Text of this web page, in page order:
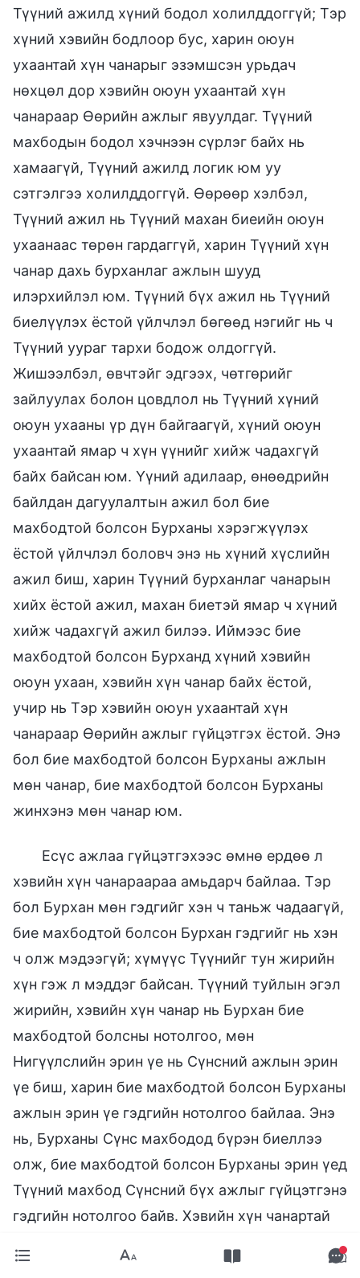
Түүний ажилд хүний бодол холилддоггүй; Тэр
хүний хэвийн бодлоор бус, харин оюун
ухаантай хүн чанарыг эзэмшсэн урьдач
нөхцөл дор хэвийн оюун ухаантай хүн
чанараар Өөрийн ажлыг явуулдаг. Түүний
махбодын бодол хэчнээн сүрлэг байх нь
хамаагүй, Түүний ажилд логик юм уу
сэтгэлгээ холилддоггүй. Өөрөөр хэлбэл,
Түүний ажил нь Түүний махан биеийн оюун
ухаанаас төрөн гардаггүй, харин Түүний хүн
чанар дахь бурханлаг ажлын шууд
илэрхийлэл юм. Түүний бүх ажил нь Түүний
биелүүлэх ёстой үйлчлэл бөгөөд нэгийг нь ч
Түүний уураг тархи бодож олдоггүй.
Жишээлбэл, өвчтэйг эдгээх, чөтгөрийг
зайлуулах болон цовдлол нь Түүний хүний
оюун ухааны үр дүн байгаагүй, хүний оюун
ухаантай ямар ч хүн үүнийг хийж чадахгүй
байх байсан юм. Үүний адилаар, өнөөдрийн
байлдан дагуулалтын ажил бол бие
махбодтой болсон Бурханы хэрэгжүүлэх
ёстой үйлчлэл боловч энэ нь хүний хүслийн
ажил биш, харин Түүний бурханлаг чанарын
хийх ёстой ажил, махан биетэй ямар ч хүний
хийж чадахгүй ажил билээ. Иймээс бие
махбодтой болсон Бурханд хүний хэвийн
оюун ухаан, хэвийн хүн чанар байх ёстой,
учир нь Тэр хэвийн оюун ухаантай хүн
чанараар Өөрийн ажлыг гүйцэтгэх ёстой. Энэ
бол бие махбодтой болсон Бурханы ажлын
мөн чанар, бие махбодтой болсон Бурханы
жинхэнэ мөн чанар юм.
Есүс ажлаа гүйцэтгэхээс өмнө ердөө л
хэвийн хүн чанараараа амьдарч байлаа. Тэр
бол Бурхан мөн гэдгийг хэн ч таньж чадаагүй,
бие махбодтой болсон Бурхан гэдгийг нь хэн
ч олж мэдээгүй; хүмүүс Түүнийг тун жирийн
хүн гэж л мэддэг байсан. Түүний туйлын эгэл
жирийн, хэвийн хүн чанар нь Бурхан бие
махбодтой болсны нотолгоо, мөн
Нигүүлслийн эрин үе нь Сүнсний ажлын эрин
үе биш, харин бие махбодтой болсон Бурханы
ажлын эрин үе гэдгийн нотолгоо байлаа. Энэ
нь, Бурханы Сүнс махбодод бүрэн биеллээ
олж, бие махбодтой болсон Бурханы эрин үед
Түүний махбод Сүнсний бүх ажлыг гүйцэтгэнэ
гэдгийн нотолгоо байв. Хэвийн хүн чанартай
махбод бөгөөд хэвийн хүн чанар, хэвийн